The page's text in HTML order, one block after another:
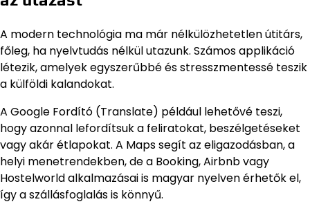
A modern technológia ma már nélkülözhetetlen útitárs,
főleg, ha nyelvtudás nélkül utazunk. Számos applikáció
létezik, amelyek egyszerűbbé és stresszmentessé teszik
a külföldi kalandokat.
A Google Fordító (Translate) például lehetővé teszi,
hogy azonnal lefordítsuk a feliratokat, beszélgetéseket
vagy akár étlapokat. A Maps segít az eligazodásban, a
helyi menetrendekben, de a Booking, Airbnb vagy
Hostelworld alkalmazásai is magyar nyelven érhetők el,
így a szállásfoglalás is könnyű.